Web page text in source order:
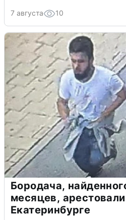
7 августа 10
Бородача,
месяцев,
Екатеринбурге